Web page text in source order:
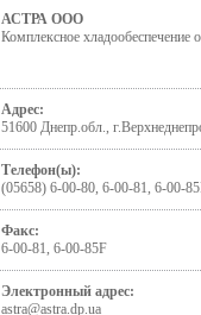
АСТРА ООО
Комплексное хладообеспечение
Адрес:
51600 Днепр.обл.,
Телефон(ы):
(05658) 6-00-80, 6-00-81, 6-00-
Факс:
6-00-81, 6-00-85F
Электронный адрес:
astra@astra.dp.ua